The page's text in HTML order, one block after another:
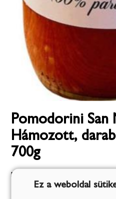
Pomodorini San
Hámozott,
700g
Mannheim Anett kistermelő
2021.12.08.Ez a weboldal